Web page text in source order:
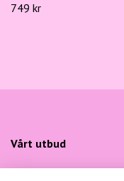
749 kr
Vårt utbud